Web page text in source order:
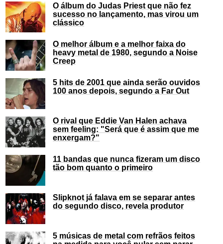
O álbum do Judas Priest que não fez
sucesso no lançamento, mas virou um
clássico
O melhor álbum e a melhor faixa do
heavy metal de 1980, segundo a Noise
Creep
5 hits de 2001 que ainda serão ouvidos
100 anos depois, segundo a Far Out
O rival que Eddie Van Halen achava
sem feeling: "Será que é assim que me
enxergam?"
11 bandas que nunca fizeram um disco
tão bom quanto o primeiro
Slipknot já falava em se separar antes
do segundo disco, revela produtor
5 músicas de metal com refrãos feitos